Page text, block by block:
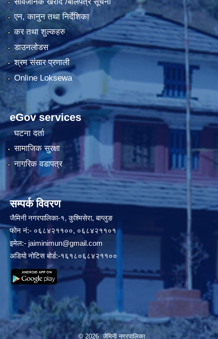
एन, कानुन तथा निर्देशिका
कर तथा शुल्कहरु
डाउनलोडस
श्रम संसार प्रणाली
Online Loksewa
eGov services
घटना दर्ता
सामाजिक सुरक्षा
नागरिक वडापत्र
सम्पर्क विवरण
जैमिनी नगरपालिका-१, कुश्मिसेरा, बाग्लुङ
फोन नं:- ०६८४२११००, ०६८४२११०१
इमेल:- jaiminimun@gmail.com
अडियो नोटिस बोर्ड:-१६१८०६८४२११००
© 2026 जैमिनी नगरपालिका